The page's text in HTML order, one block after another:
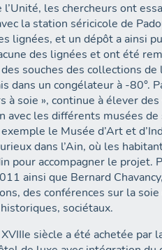
les chercheurs ont
la station séricicole de
lignées, et un dépôt a ainsi
des lignées et ont été
souches des collections de
dans un congélateur à -80°.
soie pour le grainage. Un
avec les différents musées
le Musée d’Art et
dans l’Ain, où les
pour accompagner le projet.
ainsi que Bernard
des conférences sur la
sociétaux.
siècle a été achetée par